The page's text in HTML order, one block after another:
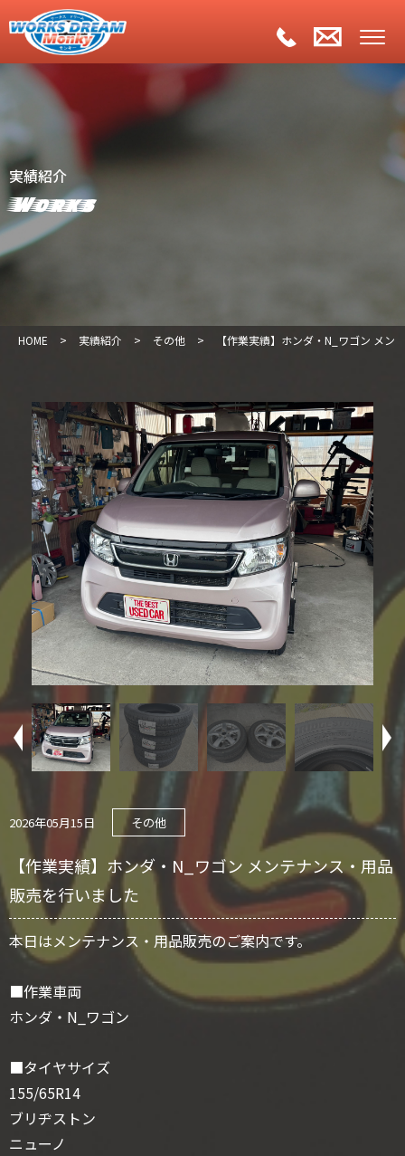
実績紹介
Works
HOME > 実績紹介 > その他 > 【作業実績】ホンダ・N_ワゴン メン
2026年05月15日 その他
【作業実績】ホンダ・N_ワゴン メンテナンス・用品
販売を行いました
本日はメンテナンス・用品販売のご案内です。
■作業車両
ホンダ・N_ワゴン
■タイヤサイズ
155/65R14
ブリヂストン
ニューノ